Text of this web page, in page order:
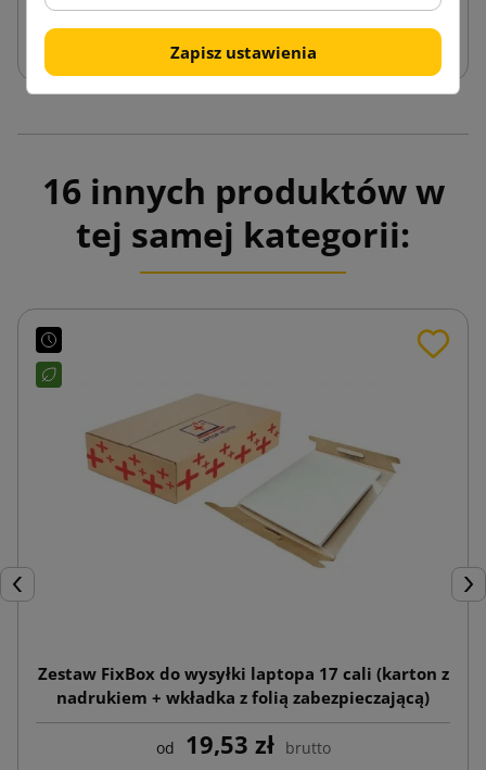
Dodaj do koszyka
16 innych produktów w
tej samej kategorii:
Poprzedni
Zestaw FixBox do wysyłki laptopa 17 cali (karton z
nadrukiem + wkładka z folią zabezpieczającą)
od 19,53 zł brutto
Zapisz ustawienia